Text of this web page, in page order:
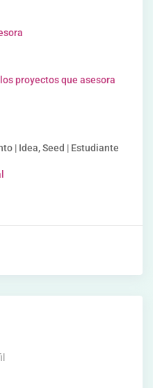
proyectos que asesora
| Idea, Seed | Estudiante